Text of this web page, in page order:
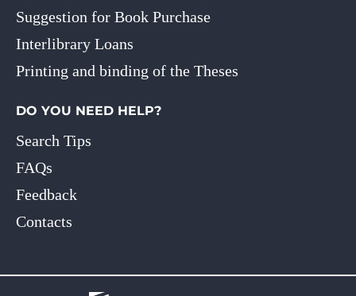
Suggestion for Book Purchase
Interlibrary Loans
Printing and binding of the Theses
DO YOU NEED HELP?
Search Tips
FAQs
Feedback
Contacts